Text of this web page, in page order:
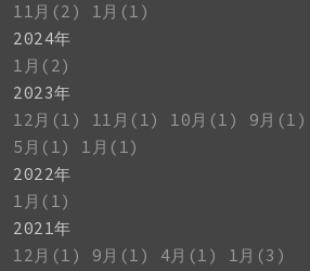
11月(2)
1月(1)
2024年
1月(2)
2023年
12月(1)
11月(1) 10月(1)
9月(1)
5月(1)
1月(1)
2022年
1月(1)
2021年
12月(1)
9月(1) 4月(1)
1月(3)